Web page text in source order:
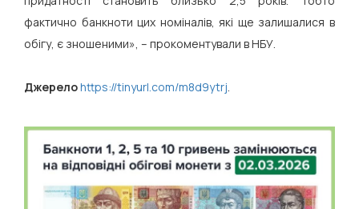
фактично банкноти цих номіналів, які ще залишалися в
обігу, є зношеними», – прокоментували в НБУ.
Джерелоhttps://tinyurl.com/m8d9ytrj.